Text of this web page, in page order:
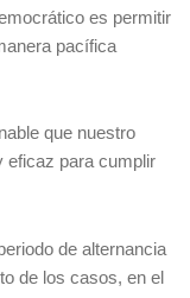
es permitir
pacífica
que nuestro
eficaz para cumplir
de alternancia
de los casos, en el